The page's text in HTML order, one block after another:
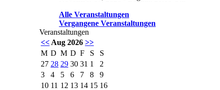
Alle Veranstaltungen
Vergangene Veranstaltungen
Veranstaltungen
<< Aug 2026 >>
M D M D F S
S
27 28 29 30 31 1
2
3
4 5 6 7 8
9
10 11 12 13 14 15 16